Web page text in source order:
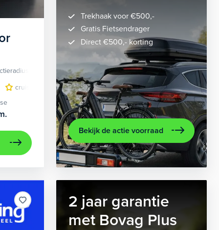
velgen 5-spaaks 18"
volledig digitaal
Elektrisch
cruise control adaptief LED koplampen
lichtmetalen
Trekhaak voor €500,-
Gratis Fietsendrager
Direct €500,- korting
Bekijk de actie voorraad
2 jaar garantie
met Bovag Plus